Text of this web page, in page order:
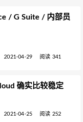
/ G Suite / 内部员
2021-04-29 阅读 341
确实比较稳定
2021-04-25 阅读 252